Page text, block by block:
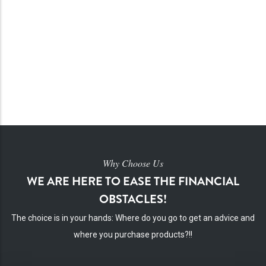
Why Choose Us
WE ARE HERE TO EASE THE FINANCIAL
OBSTACLES!
The choice is in your hands: Where do you go to get an advice and
where you purchase products?!!